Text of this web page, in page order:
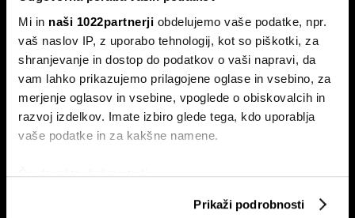
Mi in naši 1022partnerji obdelujemo vaše podatke, npr.
vaš naslov IP, z uporabo tehnologij, kot so piškotki, za
shranjevanje in dostop do podatkov o vaši napravi, da
vam lahko prikazujemo prilagojene oglase in vsebino, za
merjenje oglasov in vsebine, vpoglede o obiskovalcih in
razvoj izdelkov. Imate izbiro glede tega, kdo uporablja
vaše podatke in za kakšne namene.
Če dovolite, želimo tudi:
Zbirati informacije o vaši geografski lokaciji, ki so
Prikaži podrobnosti
Nemčija voli: Zgodovinsko zmago